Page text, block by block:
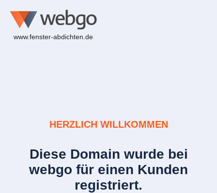
www.fenster-abdichten.de
HERZLICH WILLKOMMEN
Diese Domain wurde bei
webgo für einen Kunden
registriert.